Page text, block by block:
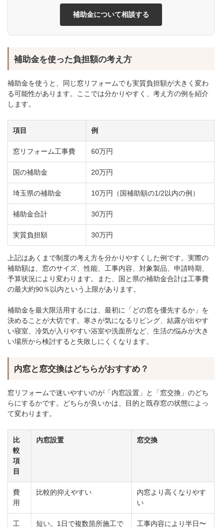
補助金について相談する
補助金を使った負担額の考え方
補助金を使うと、同じ窓リフォームでも実質負担額が大きく変わ
る可能性があります。ここでは分かりやすく、考え方の例を紹介
します。
項目 例
窓リフォーム工事費 60万円
国の補助金 20万円
埼玉県の補助金 10万円（国補助額の1/2以内の例）
補助金合計 30万円
実質負担額 30万円
上記はあくまで制度の考え方を分かりやすくした例です。実際の
補助額は、窓のサイズ、性能、工事内容、対象製品、申請時期、
予算状況により変わります。また、国と県の補助金合計は工事費
の最大約90％以内という上限があります。
補助金を最大限活用するには、最初に「どの窓を優先するか」を
決めることが大切です。寒さが気になるリビング、結露が出やす
い寝室、冷気が入りやすい浴室や洗面所など、生活の悩みが大き
い場所から検討すると失敗しにくくなります。
内窓と窓交換はどちらがおすすめ？
窓リフォームで迷いやすいのが「内窓設置」と「窓交換」のどち
らにするかです。どちらが良いかは、目的と既存窓の状態によっ
て変わります。
比
較
項
目
内窓設置 窓交換
費
用
比較的抑えやすい
内窓より高くなりやす
い
工 短い。1日で複数箇所施工で 工事内容により半日〜